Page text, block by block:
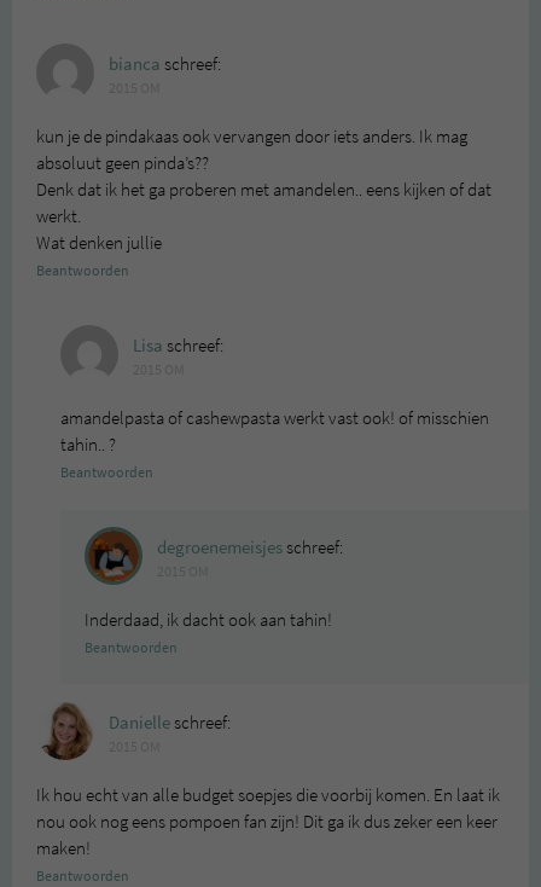
bianca schreef:
kun je de pindakaas ook vervangen door iets anders. Ik mag
absoluut geen pinda’s??
Denk dat ik het ga proberen met amandelen.. eens kijken of dat
werkt.
Wat denken jullie
Beantwoorden
Lisa schreef:
amandelpasta of cashewpasta werkt vast ook! of misschien
tahin.. ?
Beantwoorden
degroenemeisjesschreef:
Inderdaad, ik dacht ook aan tahin!
Beantwoorden
Danielleschreef:
Ik hou echt van alle budget soepjes die voorbij komen. En laat ik
nou ook nog eens pompoen fan zijn! Dit ga ik dus zeker een keer
maken!
Beantwoorden